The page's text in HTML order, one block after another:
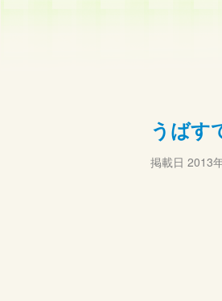
うばす
掲載日 2013